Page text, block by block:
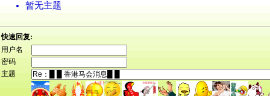
暂无主题
快速回复:
用户名
密码
主题